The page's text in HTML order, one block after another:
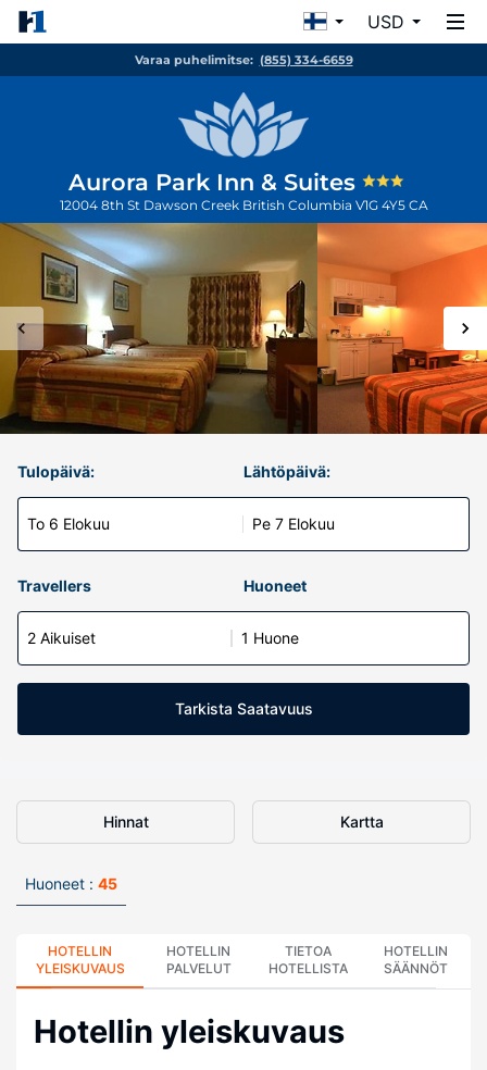
USD
Varaa puhelimitse: (855) 334-6659
Aurora Park Inn & Suites
12004 8th St Dawson Creek British Columbia V1G 4Y5 CA
Tulopäivä:
To 6 Elokuu
Lähtöpäivä:
Pe 7 Elokuu
Travellers Huoneet
2 Aikuiset 1 Huone
Tarkista Saatavuus
Hinnat Kartta
Huoneet : 45
HOTELLIN
YLEISKUVAUS
HOTELLIN
PALVELUT
TIETOA
HOTELLISTA
HOTELLIN
SÄÄNNÖT
Hotellin yleiskuvaus